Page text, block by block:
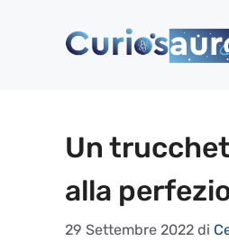
Un
alla
29 Settembre 2022 di